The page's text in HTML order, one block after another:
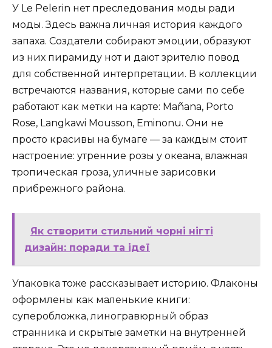
У Le Pelerin нет преследования моды ради
моды. Здесь важна личная история каждого
запаха. Создатели собирают эмоции, образуют
из них пирамиду нот и дают зрителю повод
для собственной интерпретации. В коллекции
встречаются названия, которые сами по себе
работают как метки на карте: Mañana, Porto
Rose, Langkawi Mousson, Eminonu. Они не
просто красивы на бумаге — за каждым стоит
настроение: утренние розы у океана, влажная
тропическая гроза, уличные зарисовки
прибрежного района.
Як створити стильний чорні нігті
дизайн: поради та ідеї
Упаковка тоже рассказывает историю. Флаконы
оформлены как маленькие книги:
суперобложка, линогравюрный образ
странника и скрытые заметки на внутренней